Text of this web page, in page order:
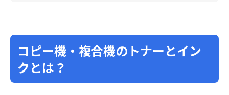
コピー機・複合機のトナーとイン
クとは？